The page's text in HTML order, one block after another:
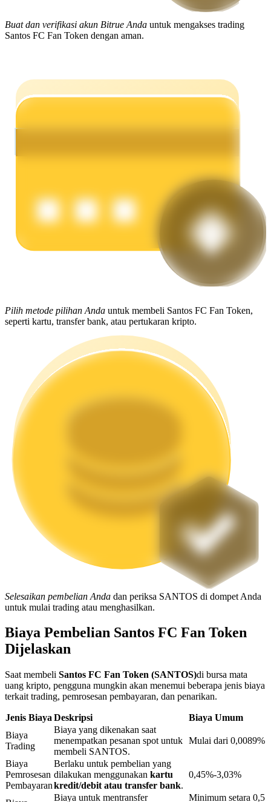
Penguncian BTR
Pinjaman
Layanan pinjaman yang didukung Crypto
Buat dan verifikasi akun Bitrue Anda untuk mengakses trading
Santos FC Fan Token dengan aman.
Pilih metode pilihan Anda untuk membeli Santos FC Fan Token,
seperti kartu, transfer bank, atau pertukaran kripto.
Selesaikan pembelian Anda dan periksa SANTOS di dompet Anda
untuk mulai trading atau menghasilkan.
Biaya Pembelian Santos FC Fan Token
Dijelaskan
Saat membeli Santos FC Fan Token (SANTOS)di bursa mata
uang kripto, pengguna mungkin akan menemui beberapa jenis biaya
terkait trading, pemrosesan pembayaran, dan penarikan.
Jenis Biaya Deskripsi
Biaya Umum
Biaya
Trading
Biaya yang dikenakan saat
menempatkan pesanan spot untuk
membeli SANTOS.
Mulai dari 0,0089%
Biaya
Pemrosesan
Pembayaran
Berlaku untuk pembelian yang
dilakukan menggunakan kartu
kredit/debit atau transfer bank.
0,45%-3,03%
Biaya untuk mentransfer Minimum setara 0,5